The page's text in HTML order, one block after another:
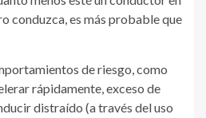
conduzca, es más probable que
de riesgo, como
rápidamente, exceso de
distraído (a través del uso